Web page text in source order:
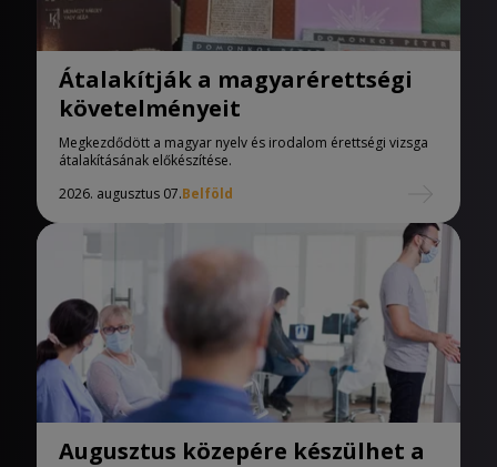
Átalakítják a magyarérettségi
követelményeit
Megkezdődött a magyar nyelv és irodalom érettségi vizsga
átalakításának előkészítése.
2026. augusztus 07.Belföld
Augusztus közepére készülhet a